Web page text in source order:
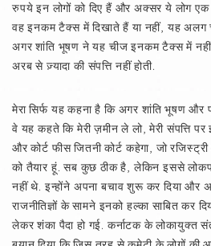
रुपये इन लोगों को दिए हैं और अक्सर ये लोग
वह इनकम टैक्स में दिखाते हैं या नहीं, यह
अगर शांति भूषण ने यह चीज इनकम टैक्स में नहीं
अरब से ज़्यादा की संपत्ति नहीं होती.
मेरा सिर्फ यह कहना है कि अगर शांति भूषण और
वे यह कहते कि मेरी ज़मीन ले लो, मेरी संपत्ति
और कोर्ट फीस जितनी कोर्ट कहेगा, जो
को तैयार हूं. सब कुछ ठीक है, लेकिन इससे
नहीं थे. इन्होंने अपना बचाव शुरू कर दिया और
राजनीतिज्ञों के सामने इनको हल्का साबित कर
लेकर शंका पैदा हो गई. कर्नाटक के लोकायुक्त